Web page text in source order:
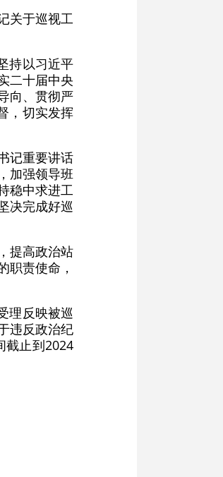
关于巡视工
持以习近平
二十届中央
向、贯彻严
，切实发挥
记重要讲话
加强领导班
稳中求进工
决完成好巡
提高政治站
职责使命，
理反映被巡
违反政治纪
截止到2024